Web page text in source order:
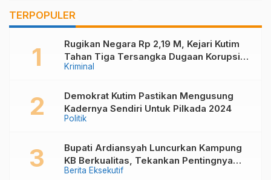
TERPOPULER
Kriminal
Rugikan Negara Rp 2,19 M, Kejari Kutim
Tahan Tiga Tersangka Dugaan Korupsi
Pembangunan Kolam Renang Di Desa
Politik
Demokrat Kutim Pastikan Mengusung
Kadernya Sendiri Untuk Pilkada 2024
Berita Eksekutif
Bupati Ardiansyah Luncurkan Kampung
KB Berkualitas, Tekankan Pentingnya
Keluarga dalam Mewujudkan Generasi